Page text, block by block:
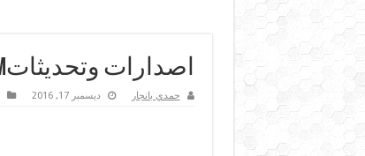
اصدارات وتحديثاتRM2-Ti/rocket-m-titanium
حمدي بانجار ديسمبر 17, 2016